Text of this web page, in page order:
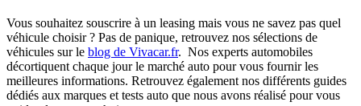
Vous souhaitez souscrire à un leasing mais vous ne savez pas quel
véhicule choisir ? Pas de panique, retrouvez nos sélections de
véhicules sur le blog de Vivacar.fr. Nos experts automobiles
décortiquent chaque jour le marché auto pour vous fournir les
meilleures informations. Retrouvez également nos différents guides
dédiés aux marques et tests auto que nous avons réalisé pour vous